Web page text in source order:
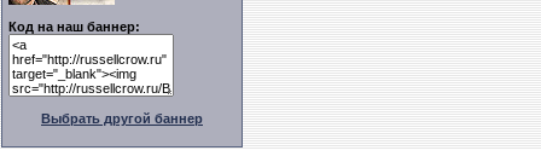
Код на наш баннер:
Выбрать другой баннер